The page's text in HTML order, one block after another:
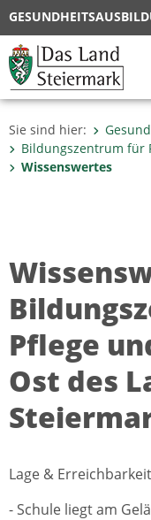
Sie sind hier:
Bildungszentrum für
Wissenswertes
Pflege
Ost des
Lage &
- Schule liegt am